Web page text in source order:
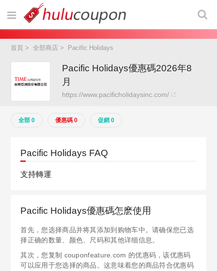
首頁 >全部商店 > Pacific Holidays
Pacific Holidays優惠碼2026年8
月
https://www.pacificholidaysinc.com/
全部 0 優惠碼 0 促銷 0
Pacific Holidays FAQ
支持轉運
Pacific Holidays優惠碼怎麽使用
首先，您选择商品并将其添加到购物车中。请确保您已选
择正确的数量、颜色、尺码和其他详细信息。
其次，您复制 couponfeature.com 的优惠码，该优惠码
可以应用于您选择的商品。这意味着您的商品符合优惠码